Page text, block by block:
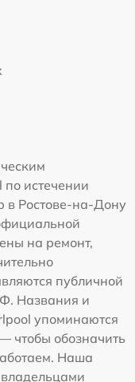
истечении
в Ростове-на-Дону
на ремонт,
публичной
Названия и
упоминаются
чтобы обозначить
Наша